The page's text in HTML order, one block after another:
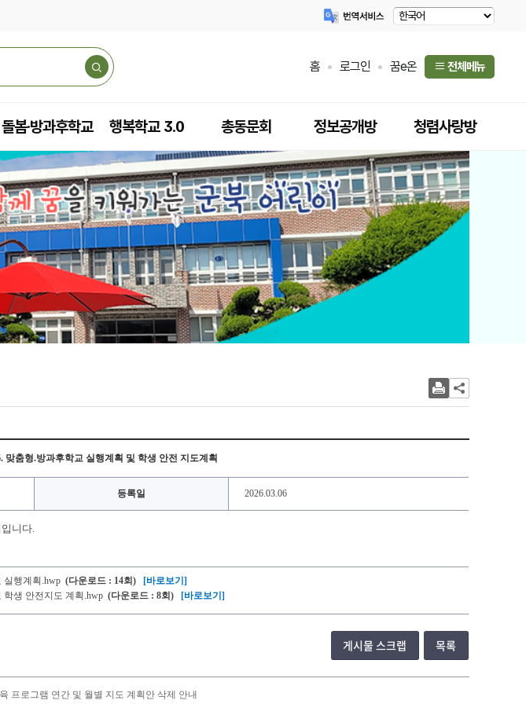
홈 로그인 꿈e온 전체메뉴
돌봄·방과후학교 행복학교 3.0 총동문회 정보공개방 청렴사랑방
맞춤형.방과후학교 실행계획 및 학생 안전 지도계획
등록일 2026.03.06
니다.
실행계획.hwp (다운로드 : 14회)
[바로보기]
학생 안전지도 계획.hwp (다운로드 : 8회) [바로보기]
게시물 스크랩 목록
프로그램 연간 및 월별 지도 계획안 삭제 안내